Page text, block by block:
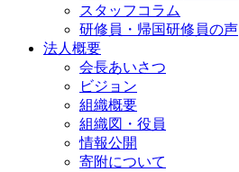
スタッフコラム
研修員・帰国研修員の声
法人概要
会長あいさつ
ビジョン
組織概要
組織図・役員
情報公開
寄附について